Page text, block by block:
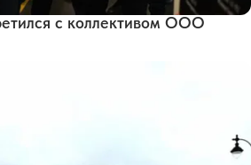
с коллективом ООО